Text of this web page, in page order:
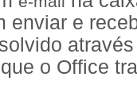
enviar e
o Office